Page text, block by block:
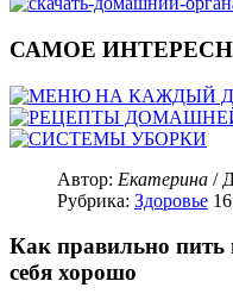
САМОЕ
Автор: Екатерина /
Рубрика: Здоровье 16
Как правильно пить
себя хорошо